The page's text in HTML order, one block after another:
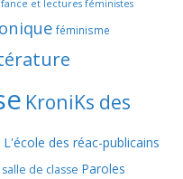
et lectures féministes
féminisme
KroniKs des
des réac-publicains
de classe Paroles